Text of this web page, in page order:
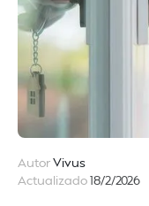
AutorVivus
Actualizado18/2/2026